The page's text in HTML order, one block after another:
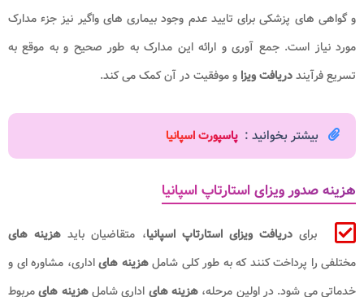
و گواهی های پزشکی برای تایید عدم وجود بیماری های واگیر نیز جزء مدارک
مورد نیاز است. جمع آوری و ارائه این مدارک به طور صحیح و به موقع به
تسریع فرآینددریافت ویزا و موفقیت در آن کمک می کند.
بیشتر بخوانید : پاسپورت اسپانیا
هزینه صدور ویزای استارتاپ اسپانیا
برایدریافت ویزای استارتاپ اسپانیا، متقاضیان باید هزینه های
مختلفی را پرداخت کنند که به طور کلی شاملهزینه هایاداری، مشاوره ای و
خدماتی می شود. در اولین مرحله، هزینه های اداری شاملهزینه هایمربوط